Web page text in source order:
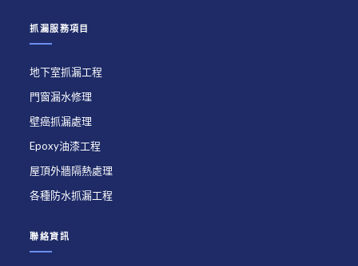
抓漏服務項目
地下室抓漏工程
門窗漏水修理
壁癌抓漏處理
Epoxy油漆工程
屋頂外牆隔熱處理
各種防水抓漏工程
聯絡資訊